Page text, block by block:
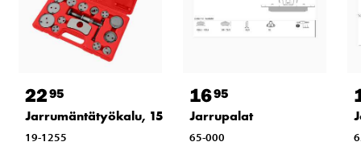
2295
Jarrumäntätyökalu, 15 osaa
19-1255
1695
Jarrupalat
65-000